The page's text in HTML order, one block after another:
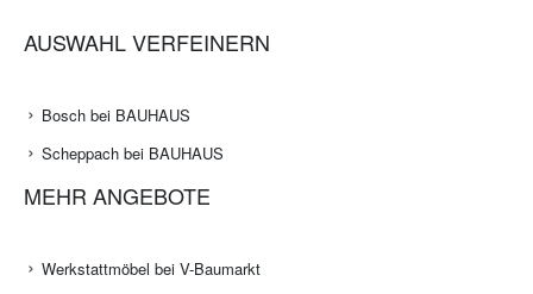
AUSWAHL VERFEINERN
Bosch bei BAUHAUS
Scheppach bei BAUHAUS
MEHR ANGEBOTE
Werkstattmöbel bei V-Baumarkt